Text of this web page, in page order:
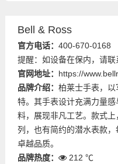
Bell & Ross
官方电话： 400-670-0168
提醒：如设备在保内，请
官网地址： https://
品牌介绍： 柏莱士手表，
特。其手表设计充满力量
料，展现非凡工艺。款式
列，也有简约的潜水表款
卓越品质。
品牌热度：
212 ℃